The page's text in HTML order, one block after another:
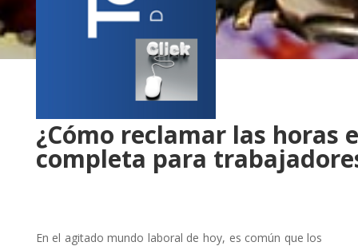
¿Cómo reclamar las horas
completa para
En el agitado mundo laboral de hoy, es común que los